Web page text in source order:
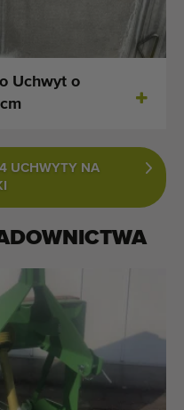
Uchwyt o
UCHWYTY NA